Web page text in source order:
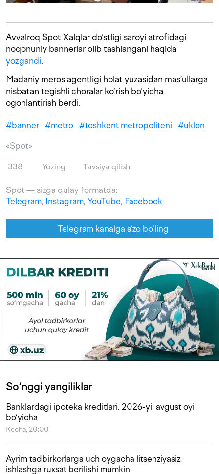
Avvalroq Spot Xalqlar do‘stligi saroyi atrofidagi
noqonuniy bannerlar olib tashlangani haqida
yozgandi.
Madaniy meros agentligi holat yuzasidan mas’ullarga
nisbatan tegishli choralar ko‘rish bo‘yicha
ogohlantirish berdi.
#banner #metro #toshkent metropoliteni #uklon
«Spot»
338 Yozing Tavsiya qilish
Spot — sizga qulay formatda:
Telegram, Instagram, YouTube, Facebook
Telegram kanalga a'zo bo‘ling
So‘nggi yangiliklar
Banklardagi ipoteka kreditlari. 2026-yil avgust oyi
bo‘yicha
Kecha, 20:00
Ayrim tadbirkorlarga uch oygacha litsenziyasiz
ishlashga ruxsat berilishi mumkin